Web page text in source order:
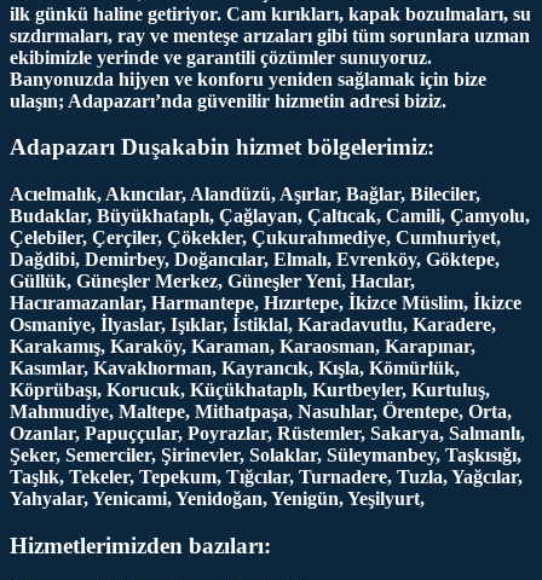
ilk günkü haline getiriyor. Cam kırıkları, kapak bozulmaları, su
sızdırmaları, ray ve menteşe arızaları gibi tüm sorunlara uzman
ekibimizle yerinde ve garantili çözümler sunuyoruz.
Banyonuzda hijyen ve konforu yeniden sağlamak için bize
ulaşın; Adapazarı’nda güvenilir hizmetin adresi biziz.
Adapazarı Duşakabin hizmet bölgelerimiz:
Acıelmalık, Akıncılar, Alandüzü, Aşırlar, Bağlar, Bileciler,
Budaklar, Büyükhataplı, Çağlayan, Çaltıcak, Camili, Çamyolu,
Çelebiler, Çerçiler, Çökekler, Çukurahmediye, Cumhuriyet,
Dağdibi, Demirbey, Doğancılar, Elmalı, Evrenköy, Göktepe,
Güllük, Güneşler Merkez, Güneşler Yeni, Hacılar,
Hacıramazanlar, Harmantepe, Hızırtepe, İkizce Müslim, İkizce
Osmaniye, İlyaslar, Işıklar, İstiklal, Karadavutlu, Karadere,
Karakamış, Karaköy, Karaman, Karaosman, Karapınar,
Kasımlar, Kavaklıorman, Kayrancık, Kışla, Kömürlük,
Köprübaşı, Korucuk, Küçükhataplı, Kurtbeyler, Kurtuluş,
Mahmudiye, Maltepe, Mithatpaşa, Nasuhlar, Örentepe, Orta,
Ozanlar, Papuççular, Poyrazlar, Rüstemler, Sakarya, Salmanlı,
Şeker, Semerciler, Şirinevler, Solaklar, Süleymanbey, Taşkısığı,
Taşlık, Tekeler, Tepekum, Tığcılar, Turnadere, Tuzla, Yağcılar,
Yahyalar, Yenicami, Yenidoğan, Yenigün, Yeşilyurt,
Hizmetlerimizden bazıları: